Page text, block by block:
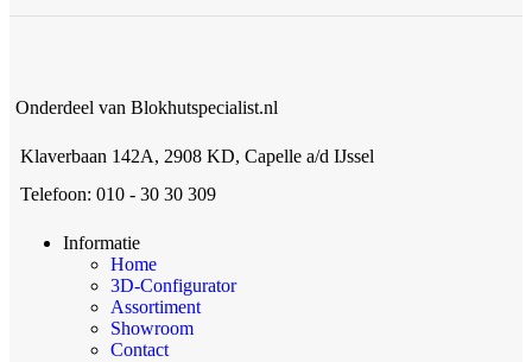
Onderdeel van Blokhutspecialist.nl
Klaverbaan 142A, 2908 KD, Capelle a/d IJssel
Telefoon: 010 - 30 30 309
Informatie
Home
3D-Configurator
Assortiment
Showroom
Contact